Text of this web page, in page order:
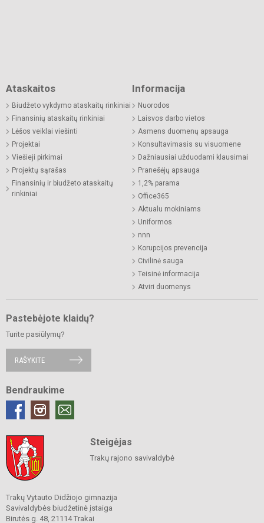
Ataskaitos
Biudžeto vykdymo ataskaitų rinkiniai
Finansinių ataskaitų rinkiniai
Lėšos veiklai viešinti
Projektai
Viešieji pirkimai
Projektų sąrašas
Finansinių ir biudžeto ataskaitų
rinkiniai
Informacija
Nuorodos
Laisvos darbo vietos
Asmens duomenų apsauga
Konsultavimasis su visuomene
Dažniausiai užduodami klausimai
Pranešėjų apsauga
1,2% parama
Office365
Aktualu mokiniams
Uniformos
nnn
Korupcijos prevencija
Civilinė sauga
Teisinė informacija
Atviri duomenys
Pastebėjote klaidų?
Turite pasiūlymų?
RAŠYKITE
Bendraukime
Steigėjas
Trakų rajono savivaldybė
Trakų Vytauto Didžiojo gimnazija
Savivaldybės biudžetinė įstaiga
Birutės g. 48, 21114 Trakai